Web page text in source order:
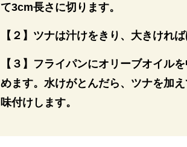
て3cm長さに切ります。
【２】ツナは汁けをきり、大きければ
【３】フライパンにオリーブオイル
めます。水けがとんだら、ツナを加
味付けします。